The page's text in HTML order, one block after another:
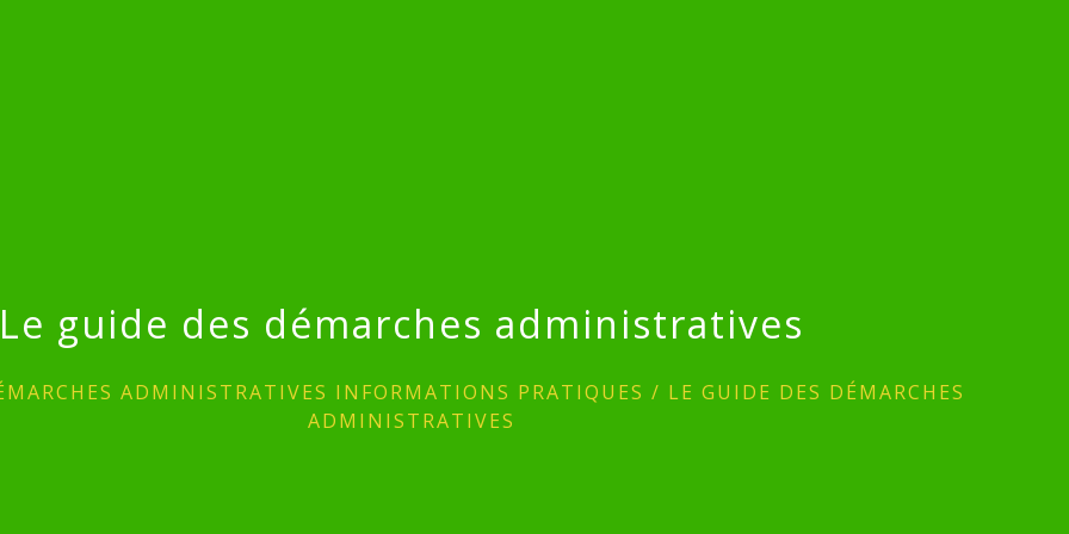
Le guide des démarches administratives
ADMINISTRATIVES INFORMATIONS PRATIQUES / LE GUIDE DES DÉMARCHES
ADMINISTRATIVES